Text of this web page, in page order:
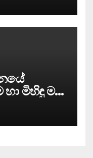
අනුර
මිහිඳු මහ